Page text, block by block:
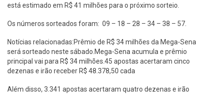
está estimado em R$ 41 milhões para o próximo sorteio.
Os números sorteados foram: 09 – 18 – 28 – 34 – 38 – 57.
Notícias relacionadas:Prêmio de R$ 34 milhões da Mega-Sena
será sorteado neste sábado.Mega-Sena acumula e prêmio
principal vai para R$ 34 milhões.45 apostas acertaram cinco
dezenas e irão receber R$ 48.378,50 cada
Além disso, 3.341 apostas acertaram quatro dezenas e irão